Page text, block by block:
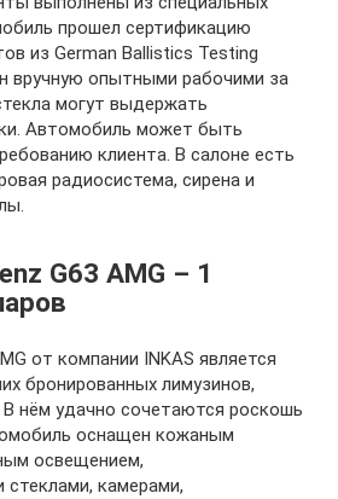
прошел сертификацию
из German Ballistics Testing
вручную опытными рабочими за
могут выдержать
Автомобиль может быть
клиента. В салоне есть
радиосистема, сирена и
G63 AMG – 1
от компании INKAS является
бронированных лимузинов,
нём удачно сочетаются роскошь
оснащен кожаным
освещением,
камерами,